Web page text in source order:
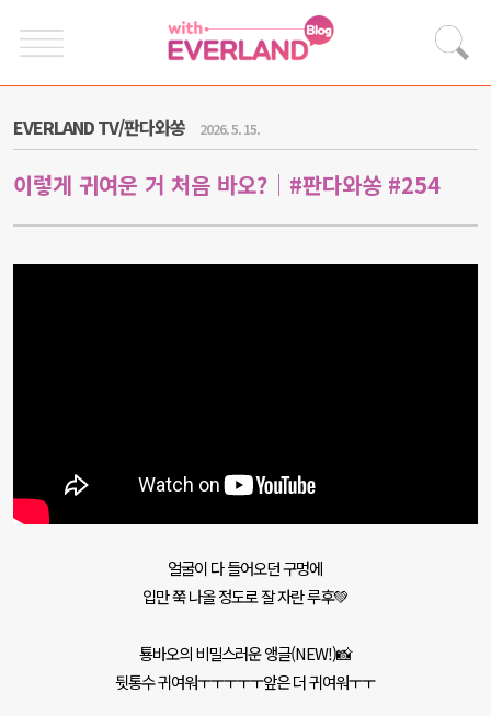
EVERLAND TV/판다와쏭 2026. 5. 15.
이렇게 귀여운 거 처음 바오?｜#판다와쏭 #254
얼굴이 다 들어오던 구멍에
입만 쭉 나올 정도로 잘 자란 루후💚
툥바오의 비밀스러운 앵글(NEW!)📸
뒷통수 귀여워ㅜㅜㅜㅜㅜ앞은 더 귀여워ㅜㅜ